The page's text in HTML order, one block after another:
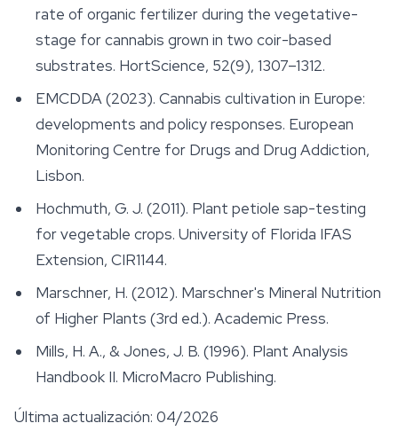
rate of organic fertilizer during the vegetative-
stage for cannabis grown in two coir-based
substrates. HortScience, 52(9), 1307–1312.
EMCDDA (2023). Cannabis cultivation in Europe:
developments and policy responses. European
Monitoring Centre for Drugs and Drug Addiction,
Lisbon.
Hochmuth, G. J. (2011). Plant petiole sap-testing
for vegetable crops. University of Florida IFAS
Extension, CIR1144.
Marschner, H. (2012). Marschner's Mineral Nutrition
of Higher Plants (3rd ed.). Academic Press.
Mills, H. A., & Jones, J. B. (1996). Plant Analysis
Handbook II. MicroMacro Publishing.
Última actualización: 04/2026